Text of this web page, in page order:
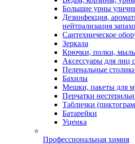
Большие урны
Дезинфекция,
нейтрализация
Сантехническое
Зеркала
Крючки, полки,
Аксессуары для лиц
Пеленальные
Бахилы
Мешки, пакеты для
Перчатки
Таблички
Батарейки
Уценка
Профессиональная химия